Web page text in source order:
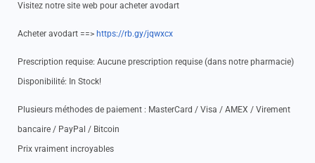
Visitez notre site web pour acheter avodart
Acheter avodart ==> https://rb.gy/jqwxcx
Prescription requise: Aucune prescription requise (dans notre pharmacie)
Disponibilité: In Stock!
Plusieurs méthodes de paiement : MasterCard / Visa / AMEX / Virement
bancaire / PayPal / Bitcoin
Prix vraiment incroyables